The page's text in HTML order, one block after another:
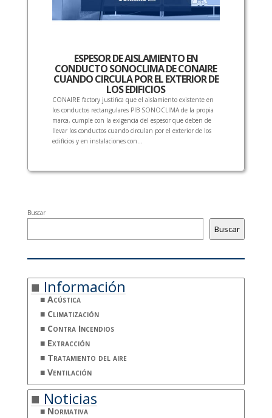
ESPESOR DE AISLAMIENTO EN
CONDUCTO SONOCLIMA DE CONAIRE
CUANDO CIRCULA POR EL EXTERIOR DE
LOS EDIFICIOS
CONAIRE factory justifica que el aislamiento existente en
los conductos rectangulares PIB SONOCLIMA de la propia
marca, cumple con la exigencia del espesor que deben de
llevar los conductos cuando circulan por el exterior de los
edificios y en instalaciones con...
Buscar
Buscar
Información
Acústica
Climatización
Contra Incendios
Extracción
Tratamiento del aire
Ventilación
Noticias
Normativa